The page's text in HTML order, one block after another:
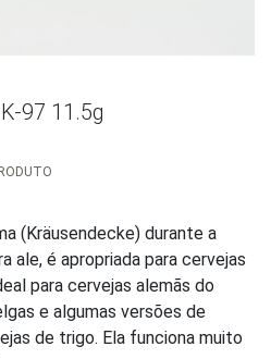
97 11.5g
(Kräusendecke) durante a
ale, é apropriada para cervejas
para cervejas alemãs do
e algumas versões de
de trigo. Ela funciona muito